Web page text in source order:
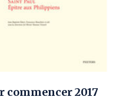
commencer 2017